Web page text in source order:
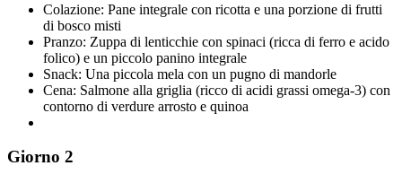
Colazione: Pane integrale con ricotta e una porzione di frutti
di bosco misti
Pranzo: Zuppa di lenticchie con spinaci (ricca di ferro e acido
folico) e un piccolo panino integrale
Snack: Una piccola mela con un pugno di mandorle
Cena: Salmone alla griglia (ricco di acidi grassi omega-3) con
contorno di verdure arrosto e quinoa
Giorno 2